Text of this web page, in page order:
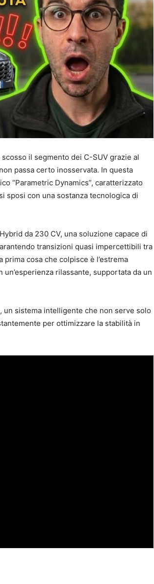
il segmento dei C-SUV grazie al
passa certo inosservata. In questa
“Parametric Dynamics”, caratterizzato
sposi con una sostanza tecnologica di
da 230 CV, una soluzione capace di
transizioni quasi impercettibili tra
cosa che colpisce è l’estrema
rilassante, supportata da un
un sistema intelligente che non serve solo
per ottimizzare la stabilità in